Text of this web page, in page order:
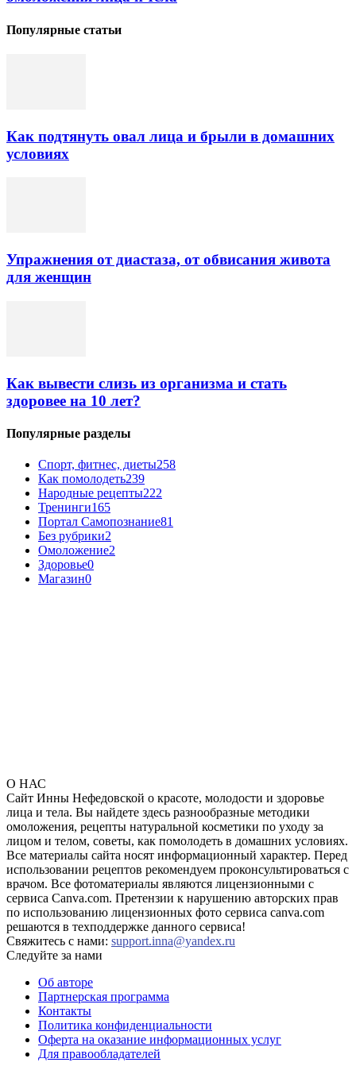
Популярные статьи
Как подтянуть овал лица и брыли в домашних
условиях
Упражнения от диастаза, от обвисания живота
для женщин
Как вывести слизь из организма и стать
здоровее на 10 лет?
Популярные разделы
Спорт, фитнес, диеты258
Как помолодеть239
Народные рецепты222
Тренинги165
Портал Самопознание81
Без рубрики2
Омоложение2
Здоровье0
Магазин0
О НАС
Сайт Инны Нефедовской о красоте, молодости и здоровье
лица и тела. Вы найдете здесь разнообразные методики
омоложения, рецепты натуральной косметики по уходу за
лицом и телом, советы, как помолодеть в домашних условиях.
Все материалы сайта носят информационный характер. Перед
использовании рецептов рекомендуем проконсультироваться с
врачом. Все фотоматериалы являются лицензионными с
сервиса Canva.com. Претензии к нарушению авторских прав
по использованию лицензионных фото сервиса canva.com
решаются в техподдержке данного сервиса!
Свяжитесь с нами: support.inna@yandex.ru
Следуйте за нами
Об авторе
Партнерская программа
Контакты
Политика конфиденциальности
Оферта на оказание информационных услуг
Для правообладателей